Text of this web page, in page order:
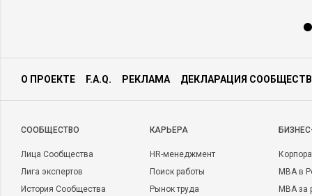
О ПРОЕКТЕ F.A.Q. РЕКЛАМА ДЕКЛАРАЦИЯ
CООБЩЕСТВО
Лица Сообщества
Лига экспертов
История Сообщества
КАРЬЕРА
HR-менеджмент
Поиск работы
Рынок труда
MBA в
MBA